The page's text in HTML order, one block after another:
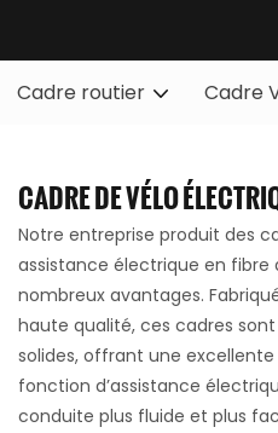
Cadre routier Cadre
CADRE DE VÉLO
Notre entreprise produit des
assistance électrique en
nombreux avantages.
haute qualité, ces cadres
solides, offrant une
fonction d’assistance
conduite plus fluide et plus